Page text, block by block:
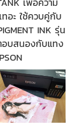
อะ ใช้ควบคู่กับ
INK รุ่น
อบสนองกับแทง